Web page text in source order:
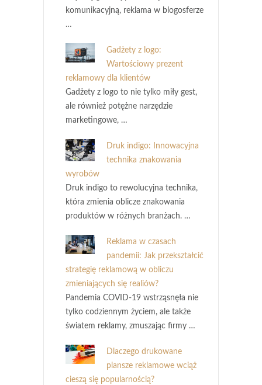
komunikacyjną, reklama w blogosferze
…
Gadżety z logo:
Wartościowy prezent
reklamowy dla klientów
Gadżety z logo to nie tylko miły gest,
ale również potężne narzędzie
marketingowe, …
Druk indigo: Innowacyjna
technika znakowania
wyrobów
Druk indigo to rewolucyjna technika,
która zmienia oblicze znakowania
produktów w różnych branżach. …
Reklama w czasach
pandemii: Jak przekształcić
strategię reklamową w obliczu
zmieniających się realiów?
Pandemia COVID-19 wstrząsnęła nie
tylko codziennym życiem, ale także
światem reklamy, zmuszając firmy …
Dlaczego drukowane
plansze reklamowe wciąż
cieszą się popularnością?